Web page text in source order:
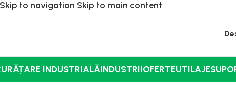
Skip to navigation Skip to main content
INDUSTRIALĂINDUSTRIIOFERTEUTILAJE